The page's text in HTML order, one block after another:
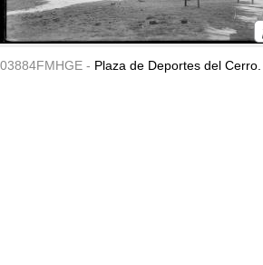
03884FMHGE - Plaza de Deportes del Cerro.